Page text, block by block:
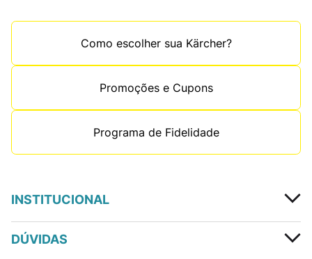
Como escolher sua Kärcher?
Promoções e Cupons
Programa de Fidelidade
INSTITUCIONAL
DÚVIDAS